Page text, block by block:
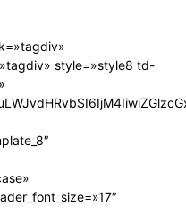
style=»style8 td-